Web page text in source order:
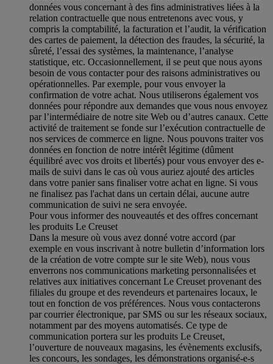
données vous concernant à des fins administratives liées à la
relation contractuelle que nous entretenons avec vous, y
compris la comptabilité, la facturation et l’audit, la vérification
des cartes de paiement, la détection des fraudes, la sécurité, la
sûreté, l’essai des systèmes, la maintenance, l’analyse
statistique, etc. Occasionnellement, il se peut que nous ayons
besoin de vous contacter pour des raisons administratives ou
opérationnelles. Par exemple, pour vous envoyer la
confirmation de votre achat. Nous utiliserons également vos
données pour répondre aux demandes que vous nous envoyez
par l’intermédiaire de notre site Web ou d’autres canaux. Cette
activité de traitement se fonde sur l’exécution contractuelle de
nos services de commerce en ligne. Nous pouvons traiter vos
données en fonction de notre intérêt légitime (dûment
équilibré avec vos droits et libertés) pour vous envoyer des e-
mails de suivi dans le cas où vous auriez ajouté des articles
dans votre panier sans finaliser votre achat en ligne. Si vous
ne finalisez pas l'achat dans un certain délai, aucune autre
communication de suivi ne sera envoyée.
Pour vous informer des nouveautés et des offres concernant
les produits Le Creuset
Dans la mesure où vous avez donné votre accord (par
exemple en vous inscrivant à notre bulletin d’information lors
de la création de votre compte sur le site Web), nous vous
enverrons nos communications marketing personnalisées et
relatives aux initiatives concernant Le Creuset provenant des
filiales du groupe et des revendeurs et partenaires locaux, le
tout en fonction de vos préférences. Nous vous contacterons
par courrier électronique, par SMS ou sur les réseaux sociaux,
notamment par des moyens automatisés. Ce type de
communication portera sur les produits Le Creuset,
l’ouverture de nouveaux magasins, les évènements exclusifs,
les concours, les sondages, les démonstrations organisé-e-s